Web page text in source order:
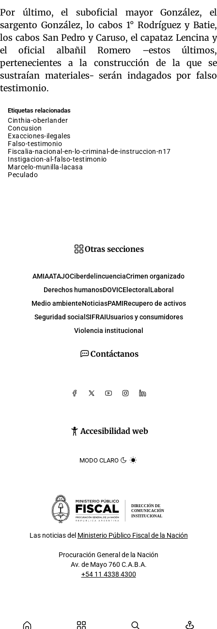
Por último, el suboficial mayor González, el
sargento González, lo cabos 1° Rodríguez y Batie,
los cabos San Pedro y Caruso, el capataz Lencina y
el oficial albañil Romero –estos últimos,
pertenecientes a la construcción de la que se
sustraían materiales- serán indagados por falso
testimonio.
Etiquetas relacionadas
cinthia-oberlander
concusion
exacciones-ilegales
falso-testimonio
fiscalia-nacional-en-lo-criminal-de-instruccion-n17
instigacion-al-falso-testimonio
marcelo-munilla-lacasa
peculado
Contáctanos
Accesibilidad web
MODO CLARO
Otras secciones
AMIAATAJOCiberdelincuenciaCrimen organizado
Derechos humanosDOVICElectoral Laboral
Medio ambienteNoticiasPAMIRecupero de activos
Seguridad social SIFRAIUsuarios y consumidores
Violencia institucional
DIRECCIÓN DE
COMUNICACIÓN
INSTITUCIONAL
Las noticias del Ministerio Público Fiscal de la Nación
Procuración General de la Nación
Av. de Mayo 760 C.A.B.A.
+54 11 4338 4300